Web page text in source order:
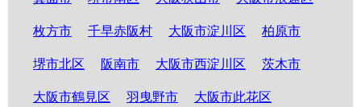
枚方市 千早赤阪村 大阪市淀川区 柏原市
堺市北区 阪南市 大阪市西淀川区 茨木市
大阪市鶴見区 羽曳野市 大阪市此花区